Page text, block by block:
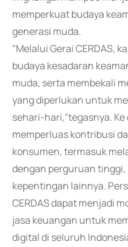
memperkuat budaya
generasi muda.
"Melalui Gerai CERDAS,
budaya kesadaran
muda, serta membekali
yang diperlukan untuk
sehari-hari,"tegasnya.
memperluas kontribusi
konsumen, termasuk
dengan perguruan
kepentingan lainnya.
CERDAS dapat menjadi
jasa keuangan untuk
digital di seluruh